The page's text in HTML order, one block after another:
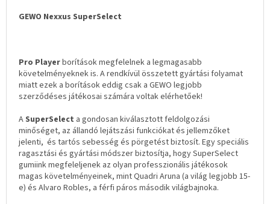
GEWO Nexxus SuperSelect
Pro Playerborítások megfelelnek a legmagasabb
követelményeknek is. A rendkívül összetett gyártási folyamat
miatt ezek a borítások eddig csak a GEWO legjobb
szerződéses játékosai számára voltak elérhetőek!
ASuperSelect a gondosan kiválasztott feldolgozási
minőséget, az állandó lejátszási funkciókat és jellemzőket
jelenti, és tartós sebesség és pörgetést biztosít. Egy speciális
ragasztási és gyártási módszer biztosítja, hogy SuperSelect
gumiink megfeleljenek az olyan professzionális játékosok
magas követelményeinek, mint Quadri Aruna (a világ legjobb 15-
e) és Alvaro Robles, a férfi páros második világbajnoka.